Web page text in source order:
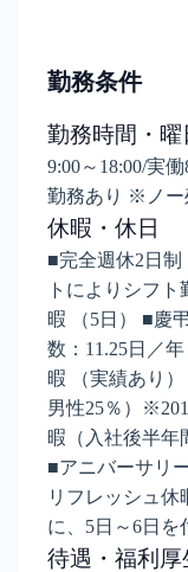
勤務条件
勤務時間・曜
9:00～18:00/実
勤務あり ※ノー
休暇・休日
■完全週休2日
トによりシフ
暇 （5日） ■慶
数：11.25日／
暇 （実績あり）
男性25％）
暇（入社後半年
■アニバーサリ
リフレッシュ休
に、5日～6日を
待遇・福利厚